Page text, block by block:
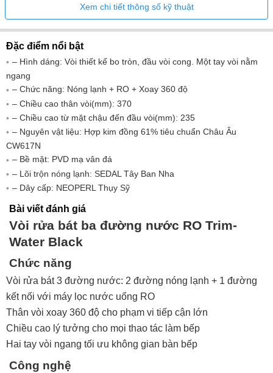
Xem chi tiết thông số kỹ thuật
Đặc điểm nổi bật
– Hình dáng: Vòi thiết kế bo tròn, đầu vòi cong. Một tay vòi nằm
ngang
– Chức năng: Nóng lạnh + RO + Xoay 360 độ
– Chiều cao thân vòi(mm): 370
– Chiều cao từ mặt chậu đến đầu vòi(mm): 235
– Nguyên vật liệu: Hợp kim đồng 61% tiêu chuẩn Châu Âu
CW617N
– Bề mặt: PVD mạ vân đá
– Lõi trộn nóng lạnh: SEDAL Tây Ban Nha
– Dây cấp: NEOPERL Thụy Sỹ
Bài viết đánh giá
Vòi rửa bát ba đường nước RO Trim-
Water Black
Chức năng
Vòi rửa bát 3 đường nước: 2 đường nóng lạnh + 1 đường
kết nối với máy lọc nước uống RO
Thân vòi xoay 360 độ cho phạm vi tiếp cận lớn
Chiều cao lý tưởng cho mọi thao tác làm bếp
Hai tay vòi ngang tối ưu không gian bàn bếp
Công nghệ